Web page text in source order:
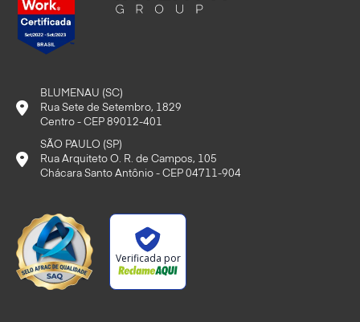
BLUMENAU (SC)
Rua Sete de Setembro, 1829
Centro - CEP 89012-401
SÃO PAULO (SP)
Rua Arquiteto O. R. de Campos, 105
Chácara Santo Antônio - CEP 04711-904
Verificada por